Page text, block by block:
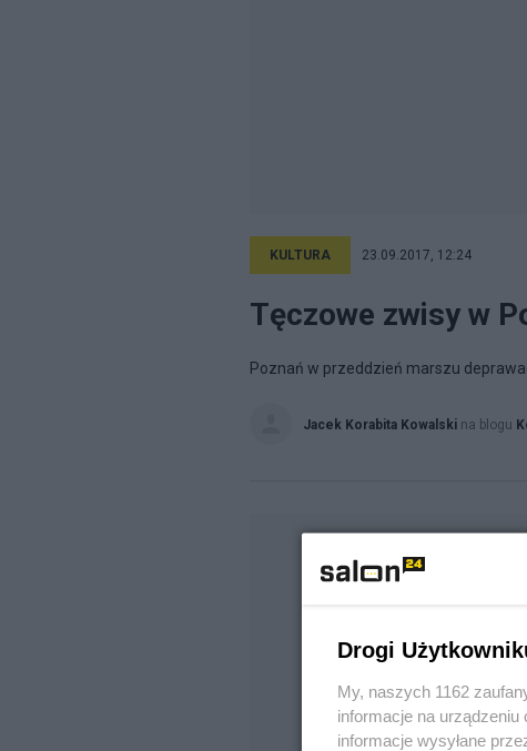
KULTURA 23.09.2017, 12:24
Tęczowe zwisy w
Poznań w przeddzień marszu
Jacek Korabita Kowalski na blogu
Drogi
My, naszych 1162
informacje na
informacje wysyłane